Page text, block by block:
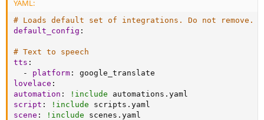
YAML:
# Loads default set of integrations. Do not remove.
default_config :
# Text to speech
tts :
-
platform :
lovelace :
automation : !include
script : !include
scene : !include scenes.yaml